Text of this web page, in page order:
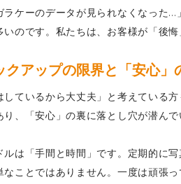
ラケーのデータが見られなくなった
いのです。私たちは、お客様が「後
クアップの限界と「安心」
しているから大丈夫」と考えている
り、「安心」の裏に落とし穴が潜んで
は「手間と時間」です。定期的に
なことではありません。一度は頑張